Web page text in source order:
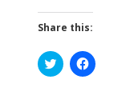
Share this:
C
l
C
l